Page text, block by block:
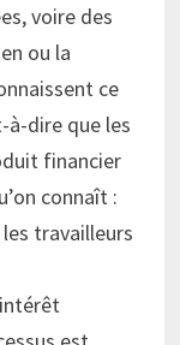
voire des
ou la
ce
à-dire que les
financier
connaît :
travailleurs